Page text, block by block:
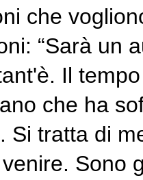
che
“Sarà un
Il
che ha
Si tratta di
Sono